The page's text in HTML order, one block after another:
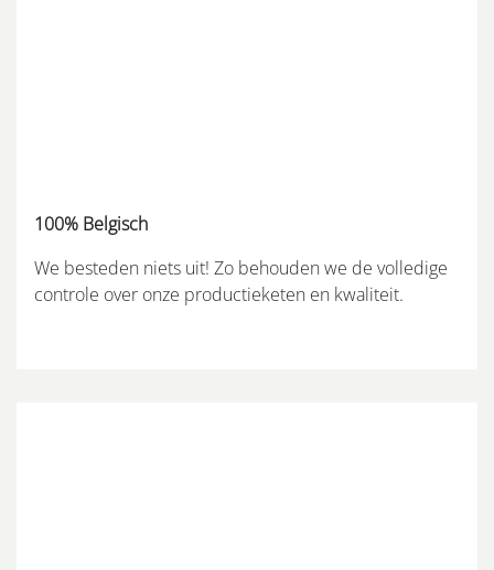
100% Belgisch
We besteden niets uit! Zo behouden we de volledige
controle over onze productieketen en kwaliteit.